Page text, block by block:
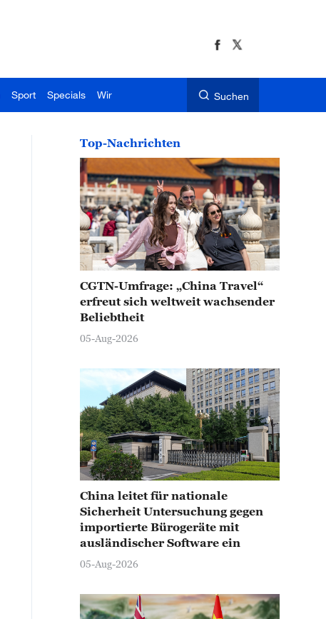
Sport Specials Wir Suchen
Top-Nachrichten
CGTN-Umfrage: „China Travel“
erfreut sich weltweit wachsender
Beliebtheit
05-Aug-2026
China leitet für nationale
Sicherheit Untersuchung gegen
importierte Bürogeräte mit
ausländischer Software ein
05-Aug-2026